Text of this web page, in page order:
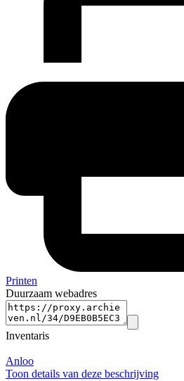
Printen
Duurzaam webadres
Inventaris
Anloo
Toon details van deze beschrijving